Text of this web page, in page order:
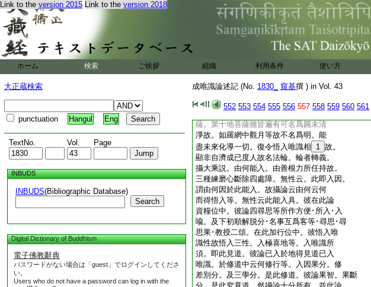
Link to the version 2015 Link to the version 2018
ホーム 検索 ご挨拶 組織 利用条件 使い方
大正蔵検索
punctuation Hangul Eng
TextNo. Vol. Page
INBUDS
INBUDS(Bibliographic Database)
Search
Digital Dictionary of Buddhism
電子佛教辭典
パスワードがない場合は「guest」でログインしてくださ
い。
Users who do not have a password can log in with the
成唯識論述記 (No. 1830_ 窺基撰 ) in Vol. 43
552 553 554 555 556 557 558 559 560 561
時別名除也。至下當知
論。在通達位如實通達 述曰。方起無漏現
行二智。證實相･性故
論。修習位中至伏斷餘障 述曰。十地行多
時劫長遠念念進習。名數數修伏餘煩惱
斷餘智障。此等位中雖亦修證餘行･餘法。
唯識爲本方修餘行。故但言唯識
論。至究竟位至唯識相性 述曰。全出二障
功徳智慧無不周備不同小聖故名爲圓。
無闕少故簡二乘也。其福･智二清淨極勝
薩。第十地菩薩雖皆遍有可名爲圓未清
淨故。如羅網中觀月等故不名爲明。能
盡未來化導一切。復令悟入唯識相
1 故。
顯非自濟成已度人故名法輪。輪者轉義。
攝大乘説。由何能入。由善根力所任持故。
三種練磨心斷除四處障。無性云。此即入因。
謂由何因於此能入。故攝論云由何云何
而得悟入等。無性云此能入具。彼在此論
資糧位中。彼論四尋思等所作方便･所入･入
喩。及下初順解脱分･名事互爲客等･尋思･尋
思果･教授二頌。在此加行位中。彼悟入唯
識性故悟入三性。入極喜地等。入唯識所
須。即此見道。彼論已入於地得見道已入
唯識。於修道中云何修行等。入因果分。修
差別分。及三學分。是此修道。彼論果智。果斷